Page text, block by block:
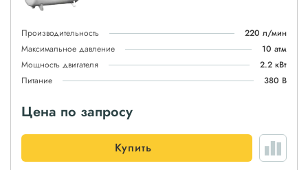
Производительность
220 л/мин
Максимальное давление
10 атм
Мощность двигателя
2.2 кВт
Питание
380 В
Цена по запросу
Купить